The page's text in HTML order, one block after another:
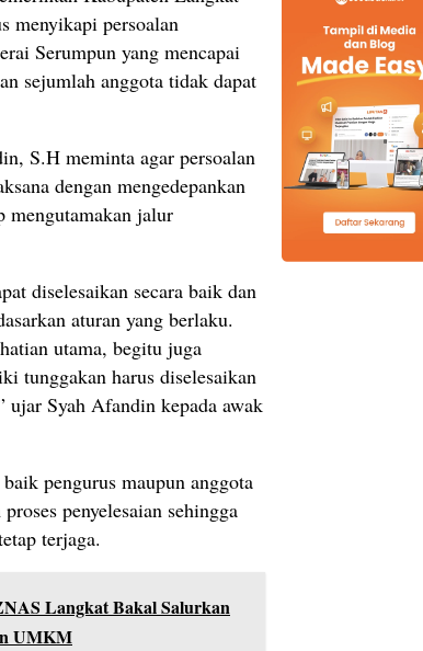
menyikapi persoalan
Serumpun yang mencapai
sejumlah anggota tidak dapat
S.H meminta agar persoalan
dengan mengedepankan
mengutamakan jalur
diselesaikan secara baik dan
aturan yang berlaku.
utama, begitu juga
tunggakan harus diselesaikan
ujar Syah Afandin kepada awak
pengurus maupun anggota
penyelesaian sehingga
terjaga.
Langkat Bakal Salurkan
UMKM